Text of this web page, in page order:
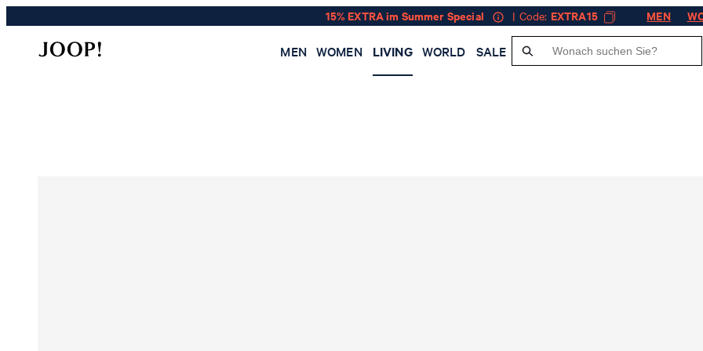
15% EXTRA im Summer Special | Code: EXTRA15 MEN
MEN WOMEN LIVING WORLD SALE